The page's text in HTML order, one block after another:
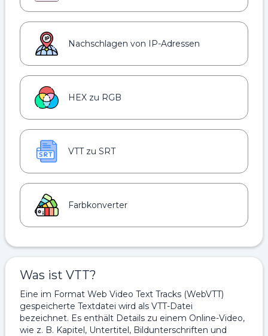
Nachschlagen von IP-Adressen
HEX zu RGB
VTT zu SRT
Farbkonverter
Was ist VTT?
Eine im Format Web Video Text Tracks (WebVTT)
gespeicherte Textdatei wird als VTT-Datei
bezeichnet. Es enthält Details zu einem Online-Video,
wie z. B. Kapitel, Untertitel, Bildunterschriften und